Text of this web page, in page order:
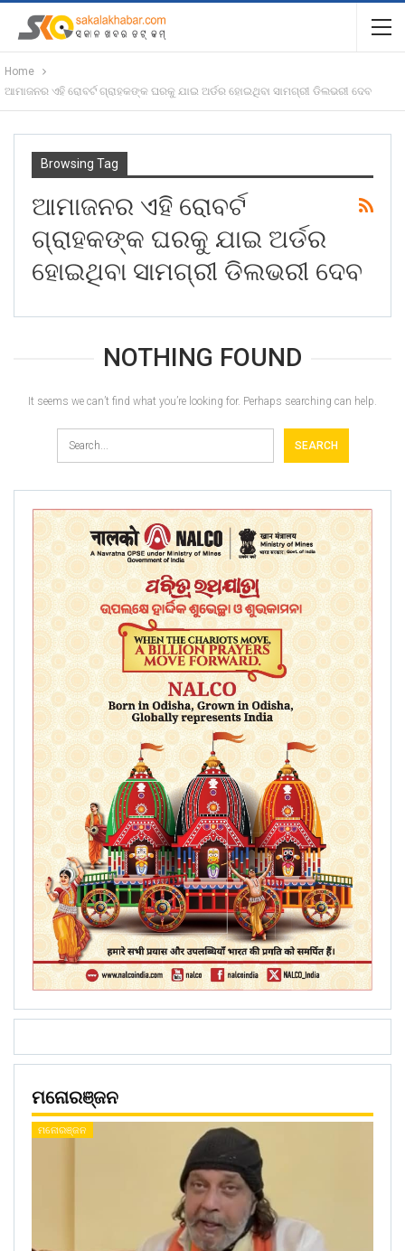
Home
ଆମାଜନର ଏହି ରୋବର୍ଟ ଗ୍ରାହକଙ୍କ ଘରକୁ ଯାଇ ଅର୍ଡର ହୋଇଥିବା ସାମଗ୍ରୀ ଡିଲଭରୀ ଦେବ
Browsing Tag
ଆମାଜନର ଏହି ରୋବର୍ଟ
ଗ୍ରାହକଙ୍କ ଘରକୁ ଯାଇ ଅର୍ଡର
ହୋଇଥିବା ସାମଗ୍ରୀ ଡିଲଭରୀ ଦେବ
NOTHING FOUND
It seems we can’t find what you’re looking for. Perhaps searching can help.
ମନୋରଞ୍ଜନ
ମନୋରଞ୍ଜନ